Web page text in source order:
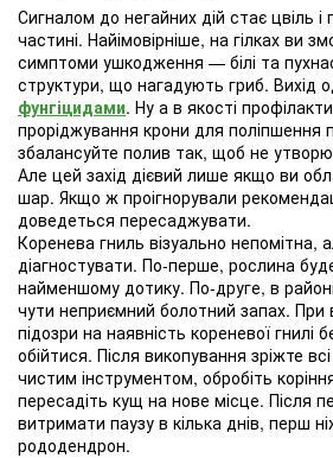
Сигналом до негайних дій стає цвіль і
частині. Найімовірніше, на гілках ви
симптоми ушкодження — білі та
структури, що нагадують гриб. Вихід
фунгіцидами. Ну а в якості
проріджування крони для поліпшення
збалансуйте полив так, щоб не
Але цей захід дієвий лише якщо ви
шар. Якщо ж проігнорували
доведеться пересаджувати.
Коренева гниль візуально непомітна,
діагностувати. По-перше, рослина
найменшому дотику. По-друге, в
чути неприємний болотний запах. При
підозри на наявність кореневої гнилі
обійтися. Після викопування зріжте
чистим інструментом, обробіть
пересадіть кущ на нове місце. Після
витримати паузу в кілька днів, перш
рододендрон.